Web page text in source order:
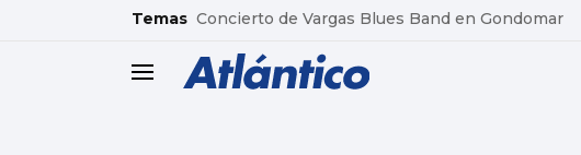
common.go-to-content
Temas Concierto de Vargas Blues Band en Gondomar
header.menu.open